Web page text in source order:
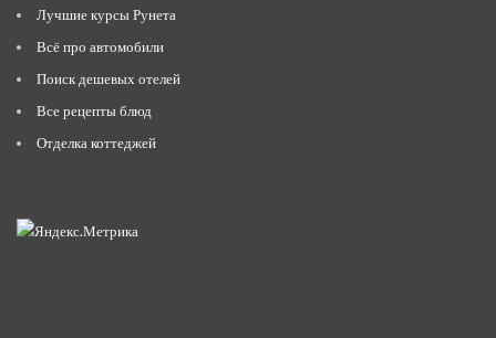
Лучшие курсы Рунета
Всё про автомобили
Поиск дешевых отелей
Все рецепты блюд
Отделка коттеджей